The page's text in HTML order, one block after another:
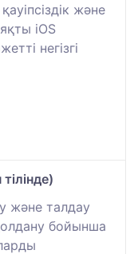
және
iOS
негізгі
және талдау
бойынша